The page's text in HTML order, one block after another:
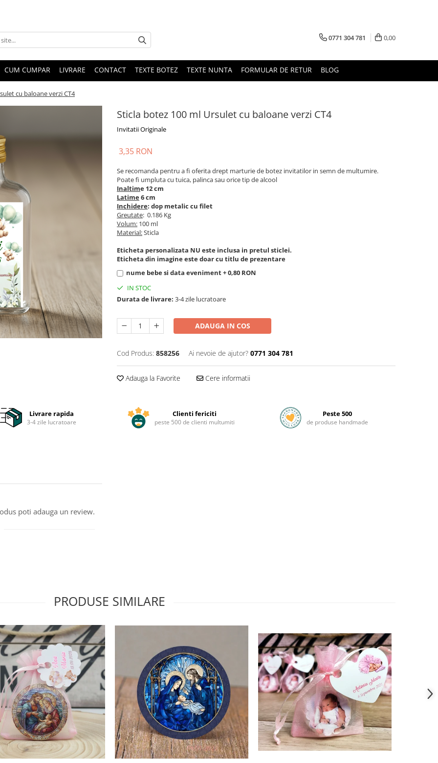
0771 304 781 0,00
CUM CUMPAR LIVRARE CONTACT TEXTE BOTEZ TEXTE NUNTA FORMULAR DE RETUR BLOG
cu baloane verzi CT4
Sticla botez 100 ml Ursulet cu baloane verzi CT4
Invitatii Originale
3,35 RON
Se recomanda pentru a fi oferita drept marturie de botez invitatilor in semn de multumire.
Poate fi umpluta cu tuica, palinca sau orice tip de alcool
Inaltime 12 cm
Latime6 cm
Inchidere: dop metalic cu filet
Greutate: 0.186 Kg
Volum: 100 ml
Material:Sticla
Eticheta personalizata NU este inclusa in pretul sticlei.
Eticheta din imagine este doar cu titlu de prezentare
nume bebe si data eveniment + 0,80 RON
IN STOC
Durata de livrare: 3-4 zile lucratoare
ADAUGA IN COS
Cod Produs: 858256 Ai nevoie de ajutor? 0771 304 781
Adauga la Favorite Cere informatii
Livrare rapida
3-4 zile lucratoare
Clienti fericiti
peste 500 de clienti multumiti
Peste 500
de produse handmade
poti adauga un review.
PRODUSE SIMILARE